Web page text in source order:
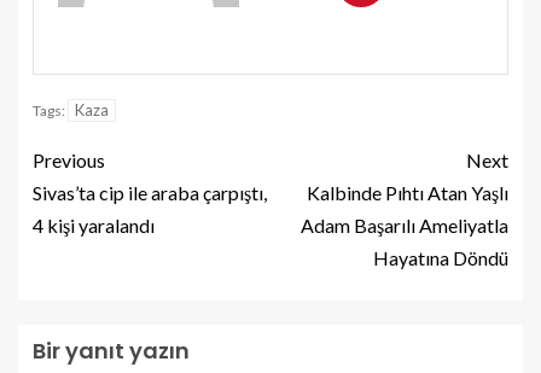
Tags: Kaza
Previous
Sivas’ta cip ile araba çarpıştı,
4 kişi yaralandı
Next
Kalbinde Pıhtı Atan Yaşlı
Adam Başarılı Ameliyatla
Hayatına Döndü
Bir yanıt yazın